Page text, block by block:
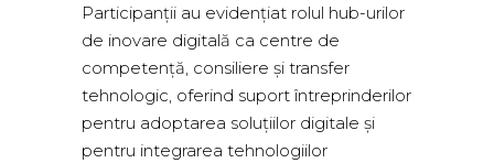
Participanții au evidențiat rolul hub-urilor
de inovare digitală ca centre de
competență, consiliere și transfer
tehnologic, oferind suport întreprinderilor
pentru adoptarea soluțiilor digitale și
pentru integrarea tehnologiilor